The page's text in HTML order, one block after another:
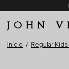
JOHN
Início Regular